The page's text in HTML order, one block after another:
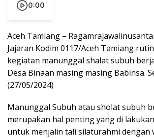
0:00
Aceh Tamiang –
Jajaran Kodim 0117/Aceh Tamiang
kegiatan manunggal shalat subuh
Desa Binaan masing masing Babinsa.
(27/05/2024)
Manunggal Subuh atau sholat subuh
merupakan hal penting yang di
untuk menjalin tali silaturahmi dengan